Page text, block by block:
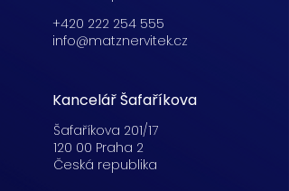
+420 222 254 555
info@matznervitek.cz
Kancelář Šafaříkova
Šafaříkova 201/17
120 00 Praha 2
Česká republika